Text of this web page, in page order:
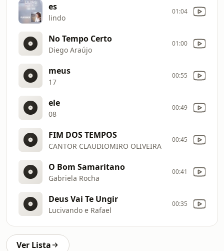
es
lindo
01:04
No Tempo Certo
Diego Araújo
01:00
meus
17
00:55
ele
08
00:49
FIM DOS TEMPOS
CANTOR CLAUDIOMIRO OLIVEIRA
00:45
O Bom Samaritano
Gabriela Rocha
00:41
Deus Vai Te Ungir
Lucivando e Rafael
00:35
Ver Lista